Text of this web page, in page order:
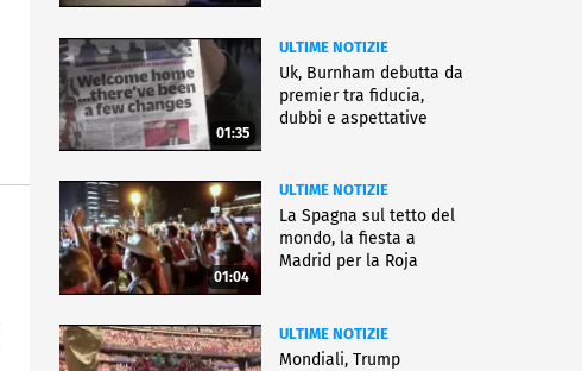
01:35
ULTIME NOTIZIE
Uk, Burnham debutta da
premier tra fiducia,
dubbi e aspettative
01:04
ULTIME NOTIZIE
La Spagna sul tetto del
mondo, la fiesta a
Madrid per la Roja
ULTIME NOTIZIE
Mondiali, Trump